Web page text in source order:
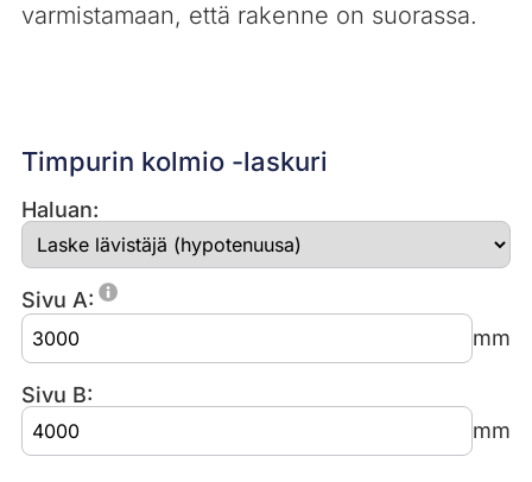
varmistamaan, että rakenne on suorassa.
Timpurin kolmio -laskuri
Haluan:
Sivu A:
mm
Sivu B:
mm